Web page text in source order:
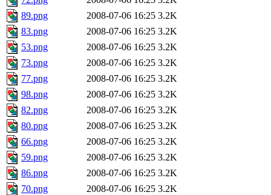
89.png
2008-07-06 16:25 3.2K
83.png
2008-07-06 16:25 3.2K
53.png
2008-07-06 16:25 3.2K
73.png
2008-07-06 16:25 3.2K
77.png
2008-07-06 16:25 3.2K
98.png
2008-07-06 16:25 3.2K
82.png
2008-07-06 16:25 3.2K
80.png
2008-07-06 16:25 3.2K
66.png
2008-07-06 16:25 3.2K
59.png
2008-07-06 16:25 3.2K
86.png
2008-07-06 16:25 3.2K
70.png
2008-07-06 16:25 3.2K